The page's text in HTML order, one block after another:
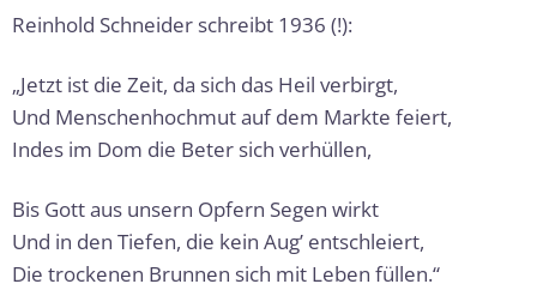
Reinhold Schneider schreibt 1936 (!):
„Jetzt ist die Zeit, da sich das Heil verbirgt,
Und Menschenhochmut auf dem Markte feiert,
Indes im Dom die Beter sich verhüllen,
Bis Gott aus unsern Opfern Segen wirkt
Und in den Tiefen, die kein Aug’ entschleiert,
Die trockenen Brunnen sich mit Leben füllen.“